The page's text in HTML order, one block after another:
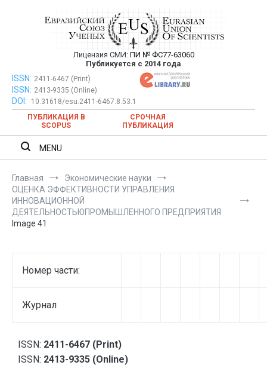
Евразийский Союз Ученых —
публикация научных статей в
ежемесячном научном журнале
Лицензия СМИ: ПИ № ФС77-63060
Публикуется с 2014 года
Евразийский Союз Ученых — публикация научных статей в
ежемесячном научном журнале
ISSN: 2411-6467 (Print)
ISSN: 2413-9335 (Online)
DOI:
10.31618/esu.2411-6467.8.53.1
ПУБЛИКАЦИЯ В
SCOPUS
СРОЧНАЯ
ПУБЛИКАЦИЯ
MENU
Главная
Экономические науки
ОЦЕНКА ЭФФЕКТИВНОСТИ УПРАВЛЕНИЯ
ИННОВАЦИОННОЙ
ДЕЯТЕЛЬНОСТЬЮПРОМЫШЛЕННОГО ПРЕДПРИЯТИЯ
Image 41
Номер части:
Журнал
ISSN: 2411-6467 (Print)
ISSN: 2413-9335 (Online)